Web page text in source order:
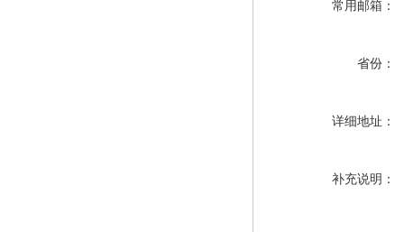
常用邮箱：
省份：
详细地址：
补充说明：